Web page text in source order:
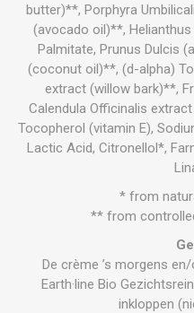
butter)**, Porphyra
(avocado oil)**,
Palmitate, Prunus Dulcis
(coconut oil)**, (d-alpha)
extract (willow bark)**,
Calendula Officinalis
Tocopherol (vitamin E),
Lactic Acid, Citronellol*,
* from
** from
De crème ’s morgens
Earth·line Bio
inkloppen